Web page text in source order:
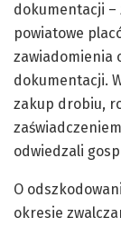
dokumentacji –
powiatowe
zawiadomienia
dokumentacji.
zakup drobiu,
odwiedzali
O
okresie